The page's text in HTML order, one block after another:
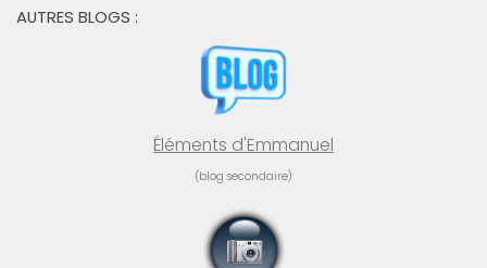
AUTRES BLOGS :
Éléments d'Emmanuel
(blog secondaire)